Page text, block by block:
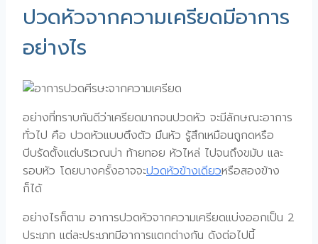
ปวดหัวจากความเครียดมีอาการ
อย่างไร
อย่างที่ทราบกันดีว่าเครียดมากจนปวดหัว จะมีลักษณะอาการ
ทั่วไป คือ ปวดหัวแบบตึงตัว มึนหัว รู้สึกเหมือนถูกดหรือ
บีบรัดตั้งแต่บริเวณบ่า ท้ายทอย หัวไหล่ ไปจนถึงขมับ และ
รอบหัว โดยบางครั้งอาจจะปวดหัวข้างเดียวหรือสองข้าง
ก็ได้
อย่างไรก็ตาม อาการปวดหัวจากความเครียดแบ่งออกเป็น 2
ประเภท แต่ละประเภทมีอาการแตกต่างกัน ดังต่อไปนี้